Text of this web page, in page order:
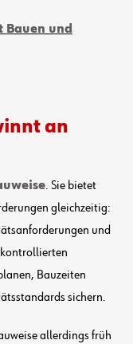
Bauen und
an
. Sie bietet
gleichzeitig:
und
Bauzeiten
sichern.
allerdings früh